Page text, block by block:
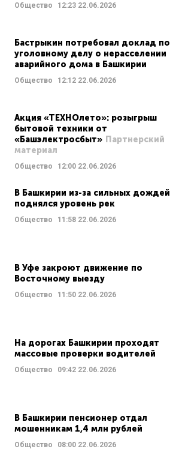
Общество 12:23 22.06.2026
Бастрыкин потребовал доклад по
уголовному делу о нерасселении
аварийного дома в Башкирии
Общество 12:12 22.06.2026
Акция «ТЕХНОлето»: розыгрыш
бытовой техники от
«Башэлектросбыт» Партнерский
материал
Общество 12:00 22.06.2026
В Башкирии из-за сильных дождей
поднялся уровень рек
Общество 11:58 22.06.2026
В Уфе закроют движение по
Восточному выезду
Общество 11:50 22.06.2026
На дорогах Башкирии проходят
массовые проверки водителей
Общество 09:42 22.06.2026
В Башкирии пенсионер отдал
мошенникам 1,4 млн рублей
Общество 08:00 22.06.2026